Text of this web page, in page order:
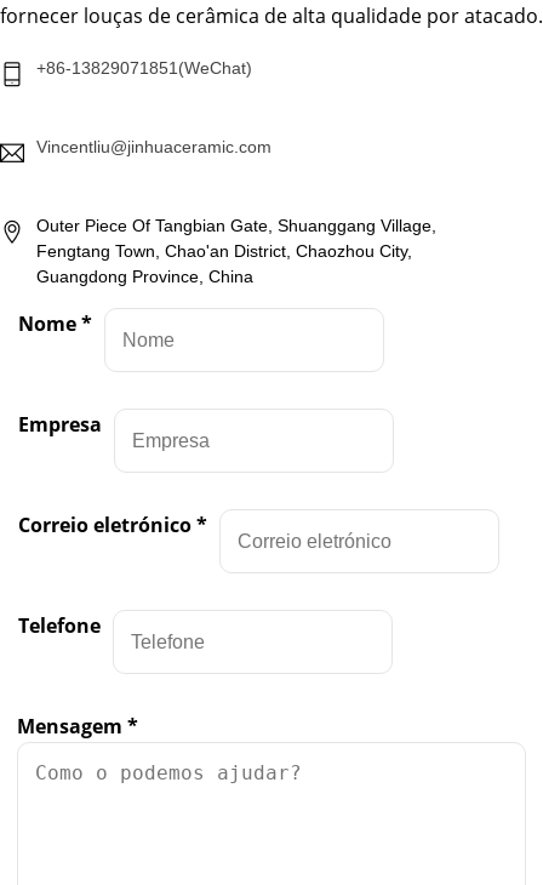
fornecer louças de cerâmica de alta qualidade por atacado.
+86-13829071851(WeChat)
Vincentliu@jinhuaceramic.com
Outer Piece Of Tangbian Gate, Shuanggang Village,
Fengtang Town, Chao'an District, Chaozhou City,
Guangdong Province, China
Nome*
Empresa
Correio eletrónico*
Telefone
Mensagem*